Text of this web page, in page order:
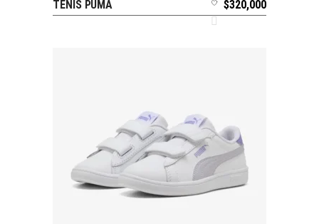
SELECCIONAR OPCIONES
TENIS PUMA $320,000